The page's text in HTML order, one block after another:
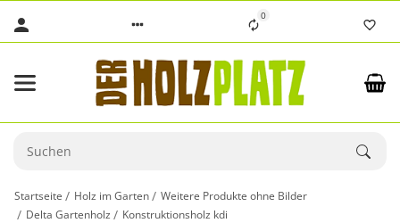
0
Startseite Holz im Garten
Weitere Produkte ohne Bilder
Delta Gartenholz
Konstruktionsholz kdi